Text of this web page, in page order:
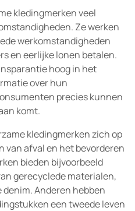
kledingmerken veel
Ze werken
werkomstandigheden
en eerlijke lonen betalen.
hoog in het
over hun
precies kunnen
komt.
kledingmerken zich op
van afval en het bevorderen
bieden bijvoorbeeld
gerecyclede materialen,
Anderen hebben
een tweede leven